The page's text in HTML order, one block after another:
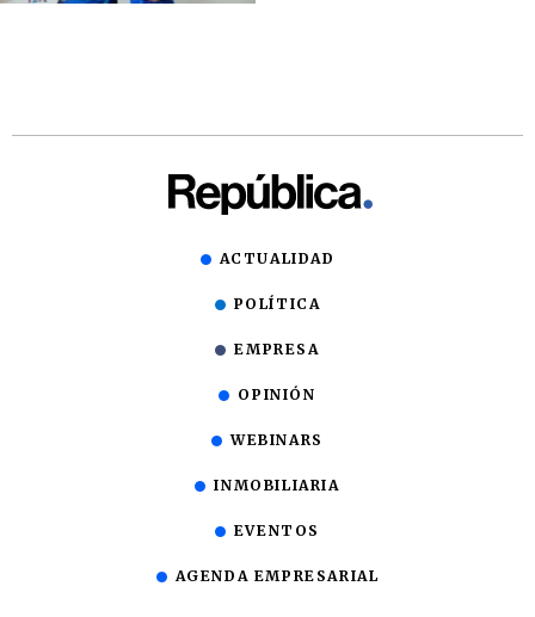
ACTUALIDAD
POLÍTICA
EMPRESA
OPINIÓN
WEBINARS
INMOBILIARIA
EVENTOS
AGENDA EMPRESARIAL